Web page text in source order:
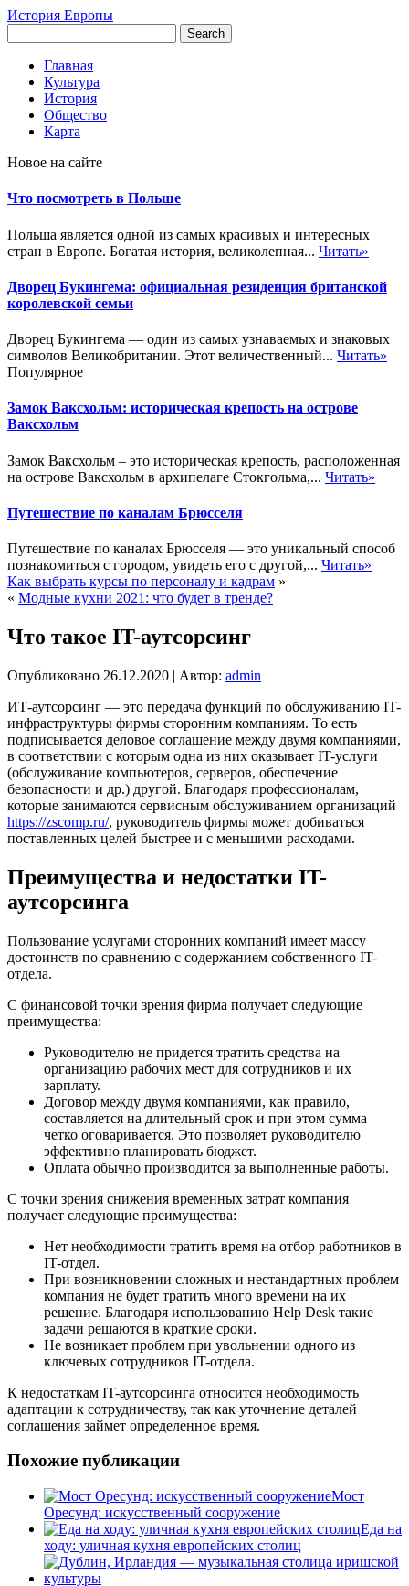
История Европы
Главная
Культура
История
Общество
Карта
Новое на сайте
Что посмотреть в Польше
Польша является одной из самых красивых и интересных
стран в Европе. Богатая история, великолепная... Читать»
Дворец Букингема: официальная резиденция британской
королевской семьи
Дворец Букингема — один из самых узнаваемых и знаковых
символов Великобритании. Этот величественный... Читать»
Популярное
Замок Ваксхольм: историческая крепость на острове
Ваксхольм
Замок Ваксхольм – это историческая крепость, расположенная
на острове Ваксхольм в архипелаге Стокгольма,... Читать»
Путешествие по каналам Брюсселя
Путешествие по каналах Брюсселя — это уникальный способ
познакомиться с городом, увидеть его с другой,... Читать»
Как выбрать курсы по персоналу и кадрам »
« Модные кухни 2021: что будет в тренде?
Что такое IT-аутсорсинг
Опубликовано 26.12.2020 | Автор: admin
ИТ-аутсорсинг — это передача функций по обслуживанию IT-
инфраструктуры фирмы сторонним компаниям. То есть
подписывается деловое соглашение между двумя компаниями,
в соответствии с которым одна из них оказывает IT-услуги
(обслуживание компьютеров, серверов, обеспечение
безопасности и др.) другой. Благодаря профессионалам,
которые занимаются сервисным обслуживанием организаций
https://zscomp.ru/, руководитель фирмы может добиваться
поставленных целей быстрее и с меньшими расходами.
Преимущества и недостатки IT-
аутсорсинга
Пользование услугами сторонних компаний имеет массу
достоинств по сравнению с содержанием собственного IT-
отдела.
С финансовой точки зрения фирма получает следующие
преимущества:
Руководителю не придется тратить средства на
организацию рабочих мест для сотрудников и их
зарплату.
Договор между двумя компаниями, как правило,
составляется на длительный срок и при этом сумма
четко оговаривается. Это позволяет руководителю
эффективно планировать бюджет.
Оплата обычно производится за выполненные работы.
С точки зрения снижения временных затрат компания
получает следующие преимущества:
Нет необходимости тратить время на отбор работников в
IT-отдел.
При возникновении сложных и нестандартных проблем
компания не будет тратить много времени на их
решение. Благодаря использованию Help Desk такие
задачи решаются в краткие сроки.
Не возникает проблем при увольнении одного из
ключевых сотрудников IT-отдела.
К недостаткам IT-аутсорсинга относится необходимость
адаптации к сотрудничеству, так как уточнение деталей
соглашения займет определенное время.
Похожие публикации
Мост
Оресунд: искусственный сооружение
Еда на
ходу: уличная кухня европейских столиц